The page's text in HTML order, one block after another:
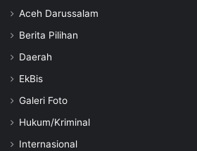
Aceh Darussalam
Berita Pilihan
Daerah
EkBis
Galeri Foto
Hukum/Kriminal
Internasional